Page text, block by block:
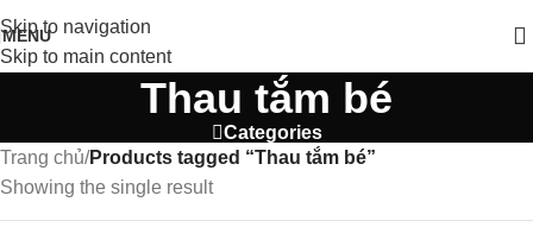
Skip to navigation
Skip to main content
MENU
Thau tắm bé
Categories
Trang chủ/Products tagged “Thau tắm bé”
Showing the single result